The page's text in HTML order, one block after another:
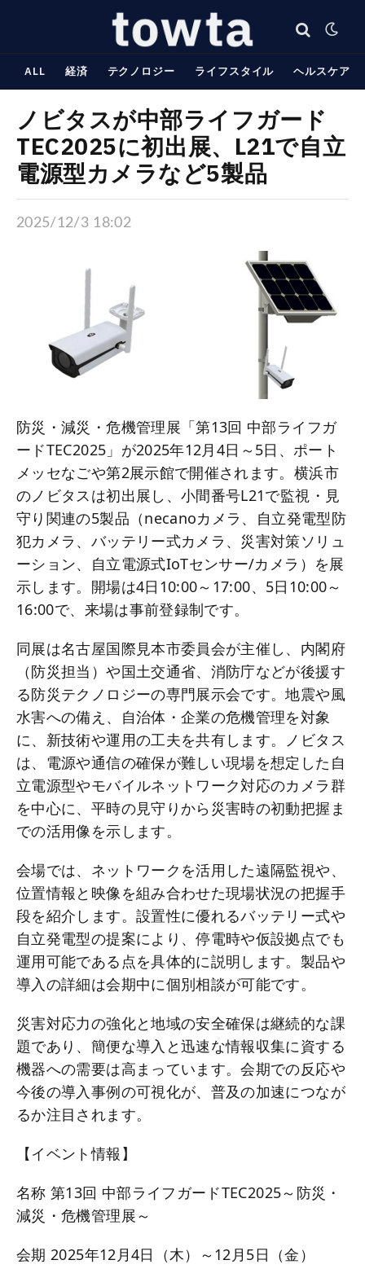
ALL 経済 テクノロジー ライフスタイル ヘルスケア
ノビタスが中部ライフガード
TEC2025に初出展、L21で自立
電源型カメラなど5製品
2025/12/3 18:02
防災・減災・危機管理展「第13回 中部ライフガ
ードTEC2025」が2025年12月4日～5日、ポート
メッセなごや第2展示館で開催されます。横浜市
のノビタスは初出展し、小間番号L21で監視・見
守り関連の5製品（necanoカメラ、自立発電型防
犯カメラ、バッテリー式カメラ、災害対策ソリュ
ーション、自立電源式IoTセンサー/カメラ）を展
示します。開場は4日10:00～17:00、5日10:00～
16:00で、来場は事前登録制です。
同展は名古屋国際見本市委員会が主催し、内閣府
（防災担当）や国土交通省、消防庁などが後援す
る防災テクノロジーの専門展示会です。地震や風
水害への備え、自治体・企業の危機管理を対象
に、新技術や運用の工夫を共有します。ノビタス
は、電源や通信の確保が難しい現場を想定した自
立電源型やモバイルネットワーク対応のカメラ群
を中心に、平時の見守りから災害時の初動把握ま
での活用像を示します。
会場では、ネットワークを活用した遠隔監視や、
位置情報と映像を組み合わせた現場状況の把握手
段を紹介します。設置性に優れるバッテリー式や
自立発電型の提案により、停電時や仮設拠点でも
運用可能である点を具体的に説明します。製品や
導入の詳細は会期中に個別相談が可能です。
災害対応力の強化と地域の安全確保は継続的な課
題であり、簡便な導入と迅速な情報収集に資する
機器への需要は高まっています。会期での反応や
今後の導入事例の可視化が、普及の加速につなが
るか注目されます。
【イベント情報】
名称 第13回 中部ライフガードTEC2025～防災・
減災・危機管理展～
会期 2025年12月4日（木）～12月5日（金）